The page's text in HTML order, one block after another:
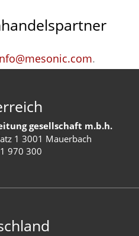
.
gesellschaft m.b.h.
1 3001 Mauerbach
970 300